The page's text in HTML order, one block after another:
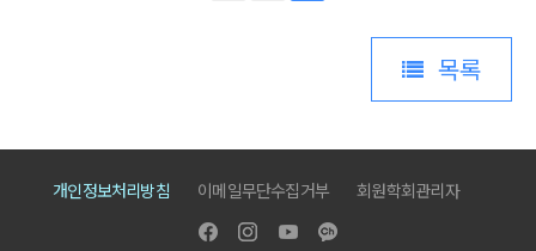
목록
개인정보처리방침 이메일무단수집거부 회원학회관리자